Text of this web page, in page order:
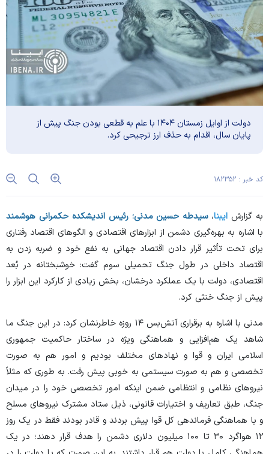
دولت از اوایل زمستان ۱۴۰۴ با علم به قطعی بودن جنگ پیش از
پایان سال، اقدام به حذف ارز ترجیحی کرد.
کد خبر : ۱۸۲۳۵۲
به گزارش ایبنا،سیدطه‌ حسین مدنی؛رئیس اندیشکده حکمرانی هوشمند
با اشاره به بهره‌گیری دشمن از ابزار‌های اقتصادی و الگو‌های اقتصاد رفتاری
برای تحت تأثیر قرار دادن اقتصاد جهانی به نفع خود و ضربه زدن به
اقتصاد داخلی در طول جنگ تحمیلی سوم گفت: خوشبختانه در بُعد
اقتصادی، دولت با یک عملکرد درخشان، بخش زیادی از کارکرد این ابزار را
پیش از جنگ خنثی کرد.
مدنی با اشاره به برقراری آتش‌بس ۱۴ روزه خاطرنشان کرد: در این جنگ ما
شاهد یک هم‌افزایی و هماهنگی ویژه در ساختار حاکمیت جمهوری
اسلامی ایران و قوا و نهاد‌های مختلف بودیم و امور هم به صورت
تخصصی و هم به صورت سیستمی به خوبی پیش رفت. به طوری که مثلاً
نیرو‌های نظامی و انتظامی ضمن اینکه امور تخصصی خود را در میدان
جنگ، طبق تعاریف و اختیارات قانونی، ذیل ستاد مشترک نیرو‌های مسلح
و با هماهنگی فرماندهی کل قوا پیش بردند و قادر بودند فقط در یک روز
۱۲ هواگرد ۳۰ تا ۱۰۰ میلیون دلاری دشمن را هدف قرار دهند؛ در یک